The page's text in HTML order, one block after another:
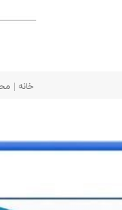
خانه |